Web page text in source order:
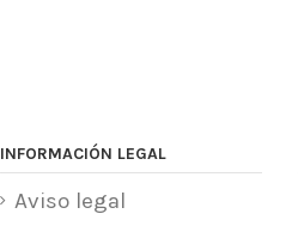
INFORMACIÓN LEGAL
Aviso legal